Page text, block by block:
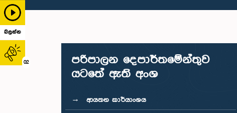
බලන්න
02
පරිපාලන දෙපාර්තමේන්තුව
යටතේ ඇති අංශ
ආයතන කාර්යාංශය